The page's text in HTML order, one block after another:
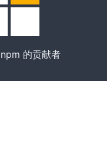
的贡献者